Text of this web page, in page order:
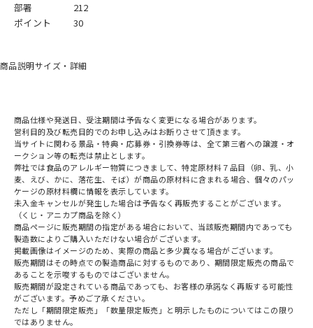
部署
212
ポイント
30
商品説明サイズ・詳細
商品仕様や発送日、受注期間は予告なく変更になる場合があります。
営利目的及び転売目的でのお申し込みはお断りさせて頂きます。
当サイトに関わる景品・特典・応募券・引換券等は、全て第三者への譲渡・オ
ークション等の転売は禁止とします。
弊社では食品のアレルギー物質につきまして、特定原材料７品目（卵、乳、小
麦、えび、かに、落花生、そば）が商品の原材料に含まれる場合、個々のパッ
ケージの原材料欄に情報を表示しています。
未入金キャンセルが発生した場合は予告なく再販売することがございます。
（くじ・アニカプ商品を除く）
商品ページに販売期間の指定がある場合において、当該販売期間内であっても
製造数によりご購入いただけない場合がございます。
掲載画像はイメージのため、実際の商品と多少異なる場合がございます。
販売期間はその時点での製造商品に対するものであり、期間限定販売の商品で
あることを示唆するものではございません。
販売期間が設定されている商品であっても、お客様の承諾なく再販する可能性
がございます。予めご了承ください。
ただし「期間限定販売」「数量限定販売」と明示したものについてはこの限り
ではありません。